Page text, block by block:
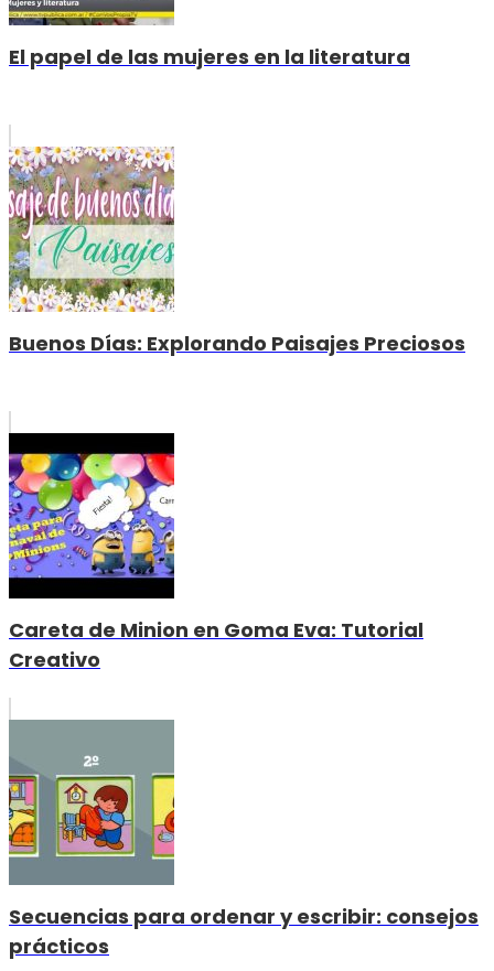
El papel de las mujeres en la literatura
Buenos Días: Explorando Paisajes Preciosos
Careta de Minion en Goma Eva: Tutorial
Creativo
Secuencias para ordenar y escribir: consejos
prácticos